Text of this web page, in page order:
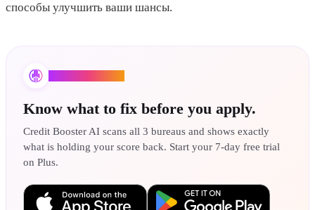
способы улучшить ваши шансы.
Know what to fix before you apply.
Credit Booster AI scans all 3 bureaus and shows exactly
what is holding your score back. Start your 7-day free trial
on Plus.